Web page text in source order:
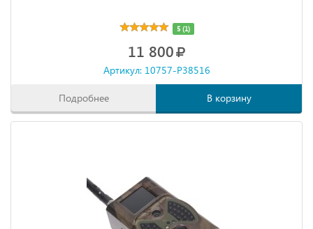
5 (1)
11 800
Артикул: 10757-P38516
Подробнее В корзину